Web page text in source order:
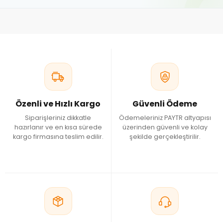
Özenli ve Hızlı Kargo
Siparişleriniz dikkatle
hazırlanır ve en kısa sürede
kargo firmasına teslim edilir.
Güvenli Ödeme
Ödemeleriniz PAYTR altyapısı
üzerinden güvenli ve kolay
şekilde gerçekleştirilir.